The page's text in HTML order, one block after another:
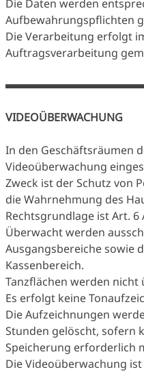
Die Daten werden
Aufbewahrungspflichten
Die Verarbeitung erfolgt
Auftragsverarbeitung
VIDEOÜBERWACHUNG
In den Geschäftsräumen
Videoüberwachung
Zweck ist der Schutz von
die Wahrnehmung des
Rechtsgrundlage ist Art. 6
Überwacht werden
Ausgangsbereiche sowie
Kassenbereich.
Tanzflächen werden nicht
Es erfolgt keine
Die Aufzeichnungen
Stunden gelöscht, sofern
Speicherung erforderlich
Die Videoüberwachung